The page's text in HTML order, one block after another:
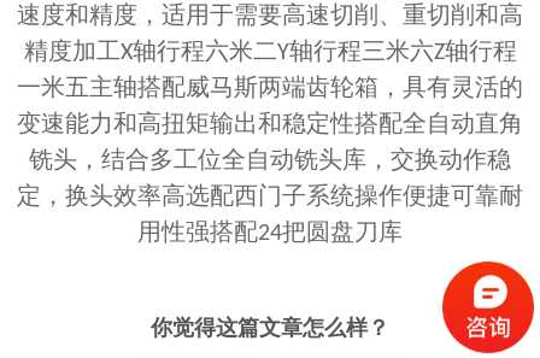
速度和精度，适用于需要高速切削、重切削和高
精度加工X轴行程六米二Y轴行程三米六Z轴行程
一米五主轴搭配威马斯两端齿轮箱，具有灵活的
变速能力和高扭矩输出和稳定性搭配全自动直角
铣头，结合多工位全自动铣头库，交换动作稳
定，换头效率高选配西门子系统操作便捷可靠耐
用性强搭配24把圆盘刀库
你觉得这篇文章怎么样？